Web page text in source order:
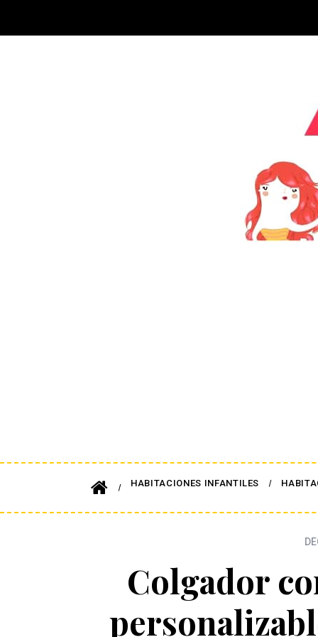
HABITACIONES INFANTILES
Colgador